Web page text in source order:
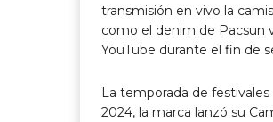
transmisión en vivo la
como el denim de Pacsun
YouTube durante el fin de
La temporada de
2024, la marca lanzó su